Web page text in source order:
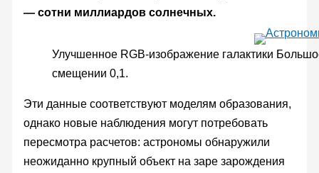
— сотни миллиардов солнечных.
Улучшенное RGB-изображение галактики
смещении 0,1.
Эти данные соответствуют моделям образования,
однако новые наблюдения могут потребовать
пересмотра расчетов: астрономы обнаружили
неожиданно крупный объект на заре зарождения